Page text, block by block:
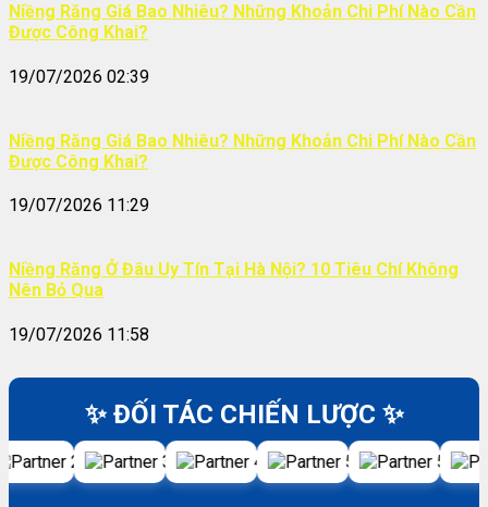
Niềng Răng Giá Bao Nhiêu? Những Khoản Chi Phí Nào Cần
Được Công Khai?
19/07/2026 02:39
Niềng Răng Giá Bao Nhiêu? Những Khoản Chi Phí Nào Cần
Được Công Khai?
19/07/2026 11:29
Niềng Răng Ở Đâu Uy Tín Tại Hà Nội? 10 Tiêu Chí Không
Nên Bỏ Qua
19/07/2026 11:58
✨ ĐỐI TÁC CHIẾN LƯỢC ✨